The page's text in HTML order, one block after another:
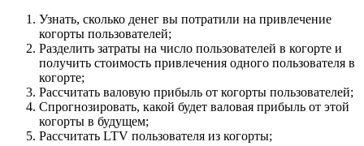
Узнать, сколько денег вы потратили на привлечение
когорты пользователей;
Разделить затраты на число пользователей в когорте и
получить стоимость привлечения одного пользователя в
когорте;
Рассчитать валовую прибыль от когорты пользователей;
Спрогнозировать, какой будет валовая прибыль от этой
когорты в будущем;
Рассчитать LTV пользователя из когорты;